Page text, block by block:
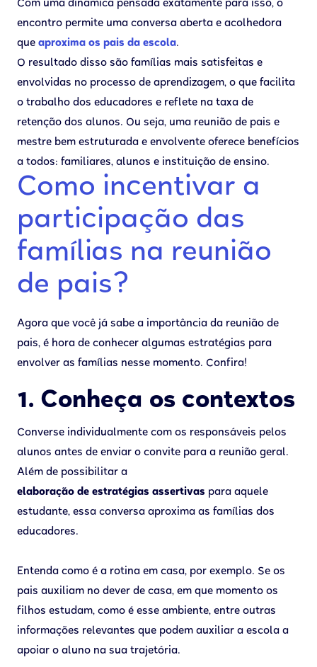
Com uma dinâmica pensada exatamente para isso, o
encontro permite uma conversa aberta e acolhedora
que aproxima os pais da escola.
O resultado disso são famílias mais satisfeitas e
envolvidas no processo de aprendizagem, o que facilita
o trabalho dos educadores e reflete na taxa de
retenção dos alunos. Ou seja, uma reunião de pais e
mestre bem estruturada e envolvente oferece benefícios
a todos: familiares, alunos e instituição de ensino.
Como incentivar a
participação das
famílias na reunião
de pais?
Agora que você já sabe a importância da reunião de
pais, é hora de conhecer algumas estratégias para
envolver as famílias nesse momento. Confira!
1. Conheça os contextos
Converse individualmente com os responsáveis pelos
alunos antes de enviar o convite para a reunião geral.
Além de possibilitar a
elaboração de estratégias assertivas para aquele
estudante, essa conversa aproxima as famílias dos
educadores.
Entenda como é a rotina em casa, por exemplo. Se os
pais auxiliam no dever de casa, em que momento os
filhos estudam, como é esse ambiente, entre outras
informações relevantes que podem auxiliar a escola a
apoiar o aluno na sua trajetória.